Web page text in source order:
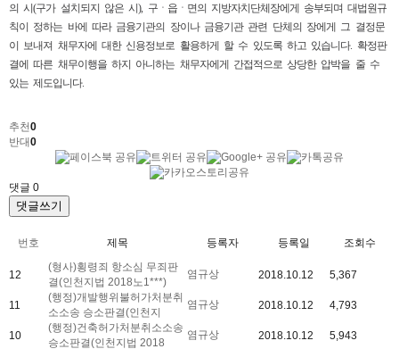
의 시(구가 설치되지 않은 시), 구ㆍ읍ㆍ면의 지방자치단체장에게 송부되며 대법원규
칙이 정하는 바에 따라 금융기관의 장이나 금융기관 관련 단체의 장에게 그 결정문
이 보내져 채무자에 대한 신용정보로 활용하게 할 수 있도록 하고 있습니다. 확정판
결에 따른 채무이행을 하지 아니하는 채무자에게 간접적으로 상당한 압박을 줄 수
있는 제도입니다.
추천0
반대0
댓글 0
댓글쓰기
번호 제목 등록자 등록일 조회수
12
(형사)횡령죄 항소심 무죄판
결(인천지법 2018노1***)
염규상 2018.10.12 5,367
11
(행정)개발행위불허가처분취
소소송 승소판결(인천지
염규상 2018.10.12 4,793
10
(행정)건축허가처분취소소송
승소판결(인천지법 2018
염규상 2018.10.12 5,943